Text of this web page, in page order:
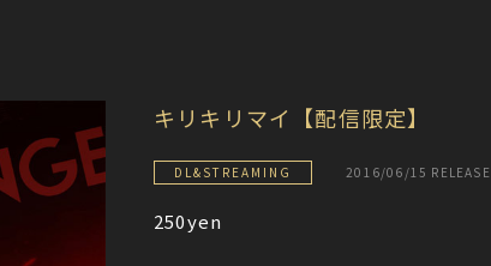
キリキリマイ【配信限定】
DL&STREAMING 2016/06/15 RELEASE
250yen